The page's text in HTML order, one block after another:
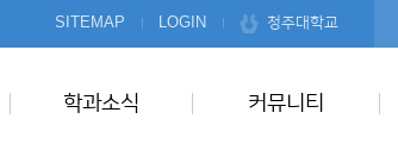
SITEMAP LOGIN 청주대학교
학과소식 커뮤니티